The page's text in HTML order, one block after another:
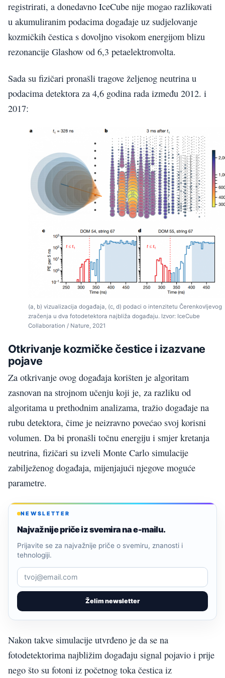
registrirati, a donedavno IceCube nije mogao razlikovati
u akumuliranim podacima događaje uz sudjelovanje
kozmičkih čestica s dovoljno visokom energijom blizu
rezonancije Glashow od 6,3 petaelektronvolta.
Sada su fizičari pronašli tragove željenog neutrina u
podacima detektora za 4,6 godina rada između 2012. i
2017:
(a, b) vizualizacija događaja, (c, d) podaci o intenzitetu Čerenkovljevog
zračenja u dva fotodetektora najbliža događaju. Izvor: IceCube
Collaboration / Nature, 2021
Otkrivanje kozmičke čestice i izazvane
pojave
Za otkrivanje ovog događaja korišten je algoritam
zasnovan na strojnom učenju koji je, za razliku od
algoritama u prethodnim analizama, tražio događaje na
rubu detektora, čime je neizravno povećao svoj korisni
volumen. Da bi pronašli točnu energiju i smjer kretanja
neutrina, fizičari su izveli Monte Carlo simulacije
zabilježenog događaja, mijenjajući njegove moguće
parametre.
NEWSLETTER
Najvažnije priče iz svemira na e-mailu.
Želim newsletter
Prijavite se za najvažnije priče o svemiru, znanosti i
tehnologiji.
Nakon takve simulacije utvrđeno je da se na
fotodetektorima najbližim događaju signal pojavio i prije
nego što su fotoni iz početnog toka čestica iz